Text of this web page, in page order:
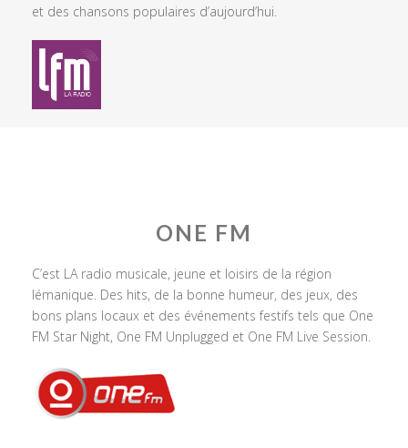
et des chansons populaires d’aujourd’hui.
ONE FM
C’est LA radio musicale, jeune et loisirs de la région
lémanique. Des hits, de la bonne humeur, des jeux, des
bons plans locaux et des événements festifs tels que One
FM Star Night, One FM Unplugged et One FM Live Session.